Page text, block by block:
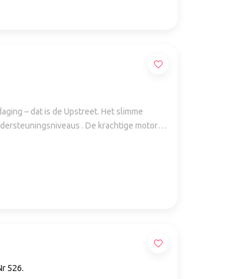
– dat is de Upstreet. Het slimme
526.